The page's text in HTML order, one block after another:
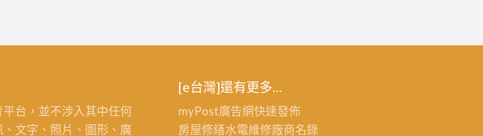
台，並不涉入其中任何
文字、照片、圖形、廣
[e台灣]還有更多…
myPost廣告網快速發佈
房屋修繕水電維修廠商名錄